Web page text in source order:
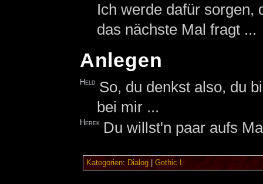
Ich werde dafür sorgen,
das nächste Mal fragt ...
Anlegen
Held So, du denkst also, du
bei mir ...
Herek Du willst'n paar aufs
Kategorien: Dialog| Gothic I